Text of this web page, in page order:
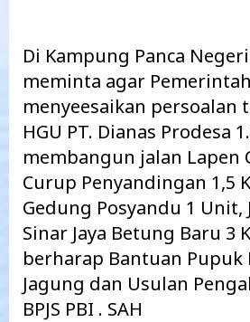
Di Kampung Panca
meminta agar
menyeesaikan persoalan
HGU PT. Dianas Prodesa
membangun jalan Lapen
Curup Penyandingan 1,5
Gedung Posyandu 1 Unit,
Sinar Jaya Betung Baru 3
berharap Bantuan Pupuk
Jagung dan Usulan
BPJS PBI . SAH